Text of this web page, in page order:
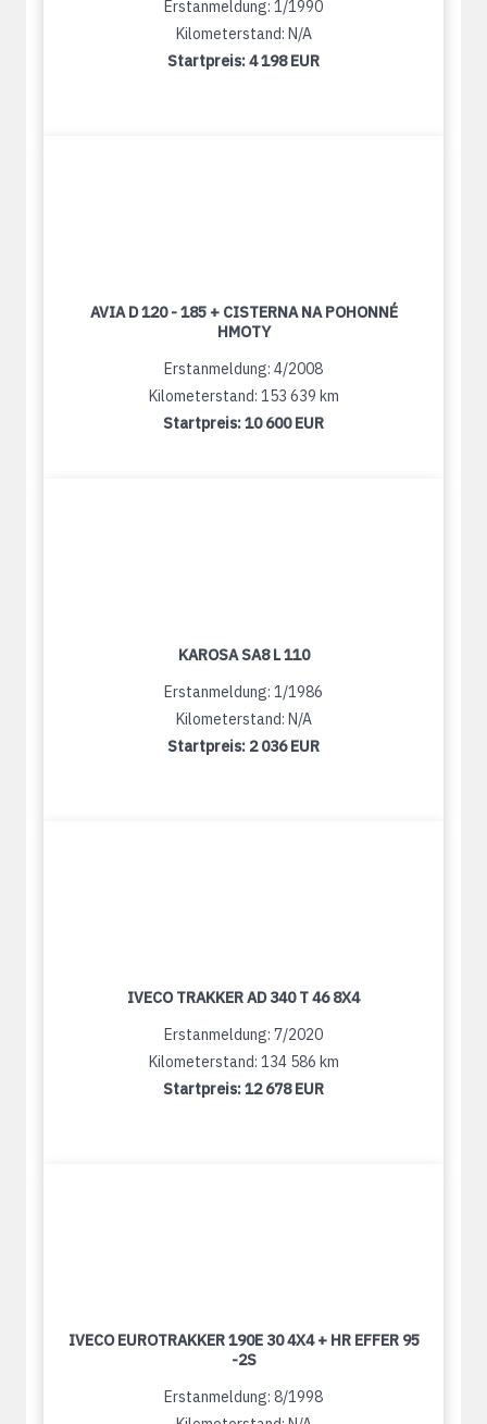
Erstanmeldung: 1/1990
Kilometerstand: N/A
Startpreis:4 198 EUR
AVIA D 120 - 185 + CISTERNA NA POHONNÉ
HMOTY
Erstanmeldung: 4/2008
Kilometerstand: 153 639 km
Startpreis:10 600 EUR
KAROSA SA8 L 110
Erstanmeldung: 1/1986
Kilometerstand: N/A
Startpreis: 2 036 EUR
IVECO TRAKKER AD 340 T 46 8X4
Erstanmeldung: 7/2020
Kilometerstand: 134 586 km
Startpreis:12 678 EUR
IVECO EUROTRAKKER 190E 30 4X4 + HR EFFER 95
-2S
Erstanmeldung: 8/1998